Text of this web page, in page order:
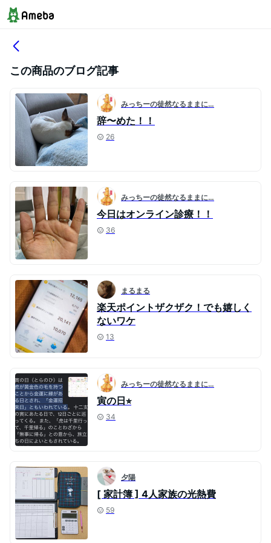
この商品のブログ記事
みっちーの徒然なるままに…
辞〜めた！！
26
みっちーの徒然なるままに…
今日はオンライン診療！！
36
まるまる
楽天ポイントザクザク！でも嬉しく
ないワケ
13
みっちーの徒然なるままに…
寅の日⭐︎
34
夕陽
[ 家計簿 ] 4人家族の光熱費
59